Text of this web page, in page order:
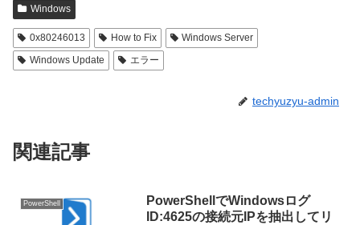
Windows
0x80246013 How to Fix
Windows Server
Windows Update
エラー
techyuzyu-admin
関連記事
PowerShell
PowerShellでWindowsログ
ID:4625の接続元IPを抽出してリ